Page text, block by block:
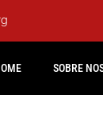
SOBRE